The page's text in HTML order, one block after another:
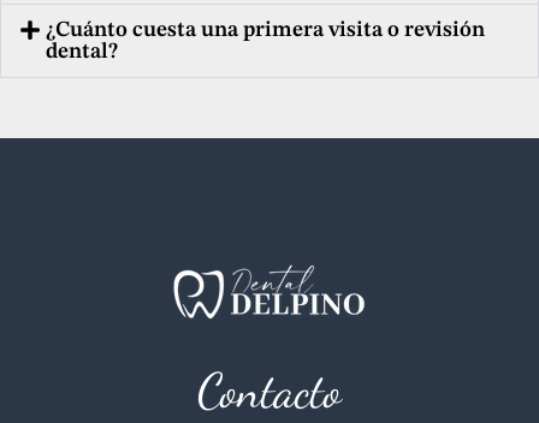
¿Cuánto cuesta una primera visita o revisión
dental?
Contacto